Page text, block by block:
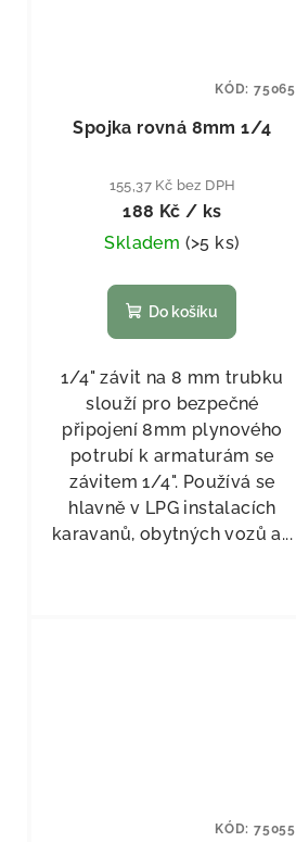
Spojka rovná 8mm 1/4
155,37 Kč bez DPH
188 Kč / ks
Skladem (>5 ks)
Do košíku
1/4" závit na 8 mm trubku
slouží pro bezpečné
připojení 8mm plynového
potrubí k armaturám se
závitem 1/4". Používá se
hlavně v LPG instalacích
karavanů, obytných vozů a...
KÓD: 75065
KÓD: 75055